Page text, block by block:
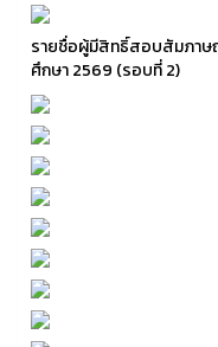
รายชื่อผู้มีสิทธิ์สอบสัมภาษ
ศึกษา 2569 (รอบที่ 2)